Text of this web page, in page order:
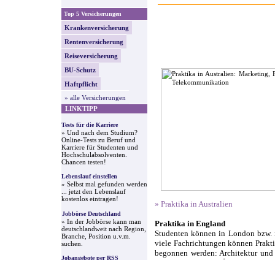
Top 5 Versicherungen
Krankenversicherung
Rentenversicherung
Reiseversicherung
BU-Schutz
Haftpflicht
» alle Versicherungen
LINKTIPP
Tests für die Karriere
» Und nach dem Studium?
Online-Tests zu Beruf und
Karriere für Studenten und
Hochschulabsolventen.
Chancen testen!
Lebenslauf einstellen
» Selbst mal gefunden werden
... jetzt den Lebenslauf
kostenlos eintragen!
Jobbörse Deutschland
» In der Jobbörse kann man
deutschlandweit nach Region,
Branche, Position u.v.m.
suchen.
Jobangebote per RSS
» Praktika in Australien
Praktika in England
Studenten können in London
viele Fachrichtungen können
begonnen werden: Architektur